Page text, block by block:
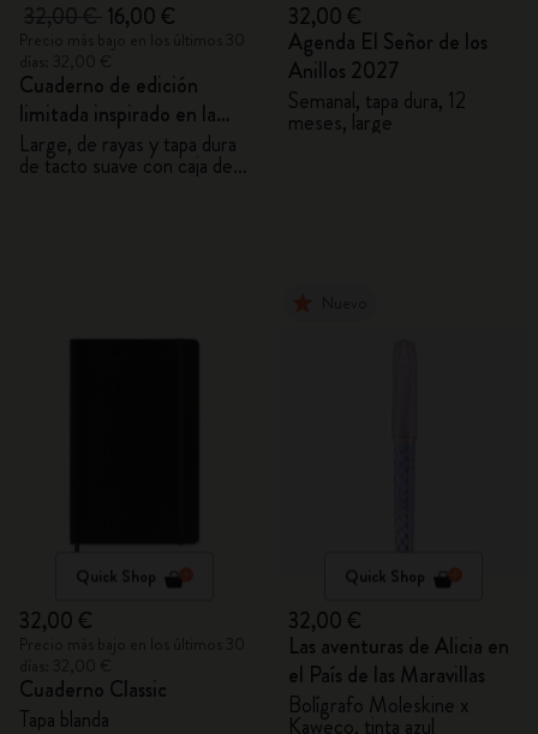
16,00 €
Cuaderno de edición
limitada inspirado en la
NASA
Large, de rayas y tapa dura
de tacto suave con caja de
32,00 €
Agenda El Señor de los
Anillos 2027
Semanal, tapa dura, 12
meses, large
Quick Shop
32,00 €
Cuaderno Classic
Tapa blanda
Quick Shop
32,00 €
Las aventuras de Alicia en
el País de las Maravillas
Bolígrafo Moleskine x
Kaweco, tinta azul